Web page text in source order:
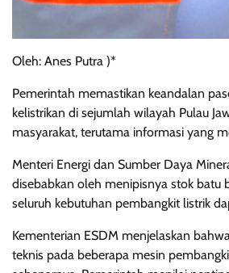
Oleh: Anes Putra )*
Pemerintah memastikan keandalan
kelistrikan di sejumlah wilayah Pulau
masyarakat, terutama informasi yang
Menteri Energi dan Sumber Daya
disebabkan oleh menipisnya stok batu
seluruh kebutuhan pembangkit listrik
Kementerian ESDM menjelaskan
teknis pada beberapa mesin